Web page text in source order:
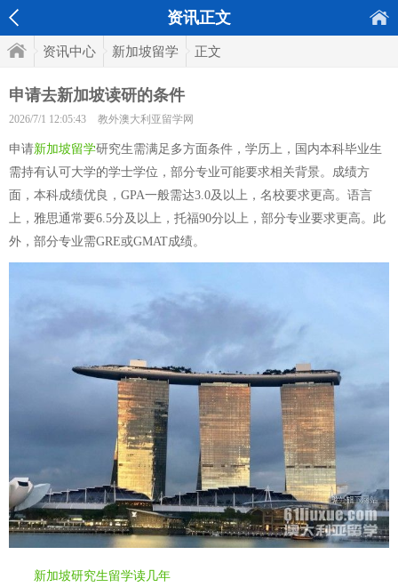
资讯正文
资讯中心 新加坡留学 正文
申请去新加坡读研的条件
2026/7/1 12:05:43 教外澳大利亚留学网
申请新加坡留学研究生需满足多方面条件，学历上，国内本科毕业生
需持有认可大学的学士学位，部分专业可能要求相关背景。成绩方
面，本科成绩优良，GPA一般需达3.0及以上，名校要求更高。语言
上，雅思通常要6.5分及以上，托福90分以上，部分专业要求更高。此
外，部分专业需GRE或GMAT成绩。
新加坡研究生留学读几年